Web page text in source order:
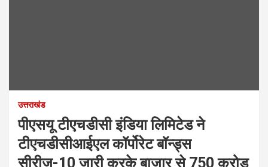
उत्तराखंड
पीएसयू टीएचडीसी इंडिया लिमिटेड ने
टीएचडीसीआईएल कॉर्पोरेट बॉन्ड्स
सीरीज-10 जारी करके बाजार से 750 करोड़